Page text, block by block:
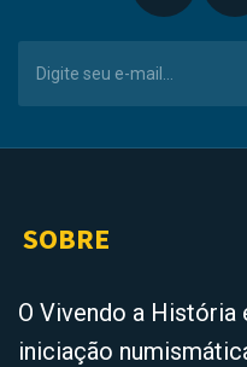
SOBRE
O Vivendo a História
iniciação